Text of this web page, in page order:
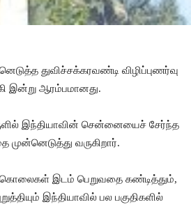
துவிச்சக்கரவண்டி விழிப்புணர்வு
இன்று ஆரம்பமானது.
இந்தியாவின் சென்னையைச் சேர்ந்த
வருகிறார்.
இடம் பெறுவதை கண்டித்தும்,
இந்தியாவில் பல பகுதிகளில்